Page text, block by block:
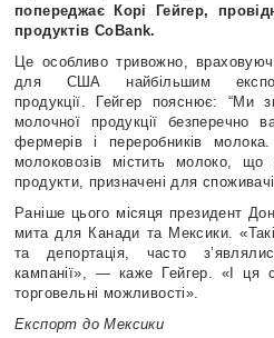
попереджає Корі Гейгер,
продуктів CoBank.
Це особливо тривожно,
для США найбільшим
продукції.
Гейгер пояснює: “Ми
молочної продукції безперечно
фермерів і переробників
молоковозів містить молоко, що
продукти, призначені для
Раніше цього місяця президент
мита для Канади та Мексики.
та депортація, часто
кампанії», — каже Гейгер. «І ця
торговельні можливості».
Експорт до Мексики